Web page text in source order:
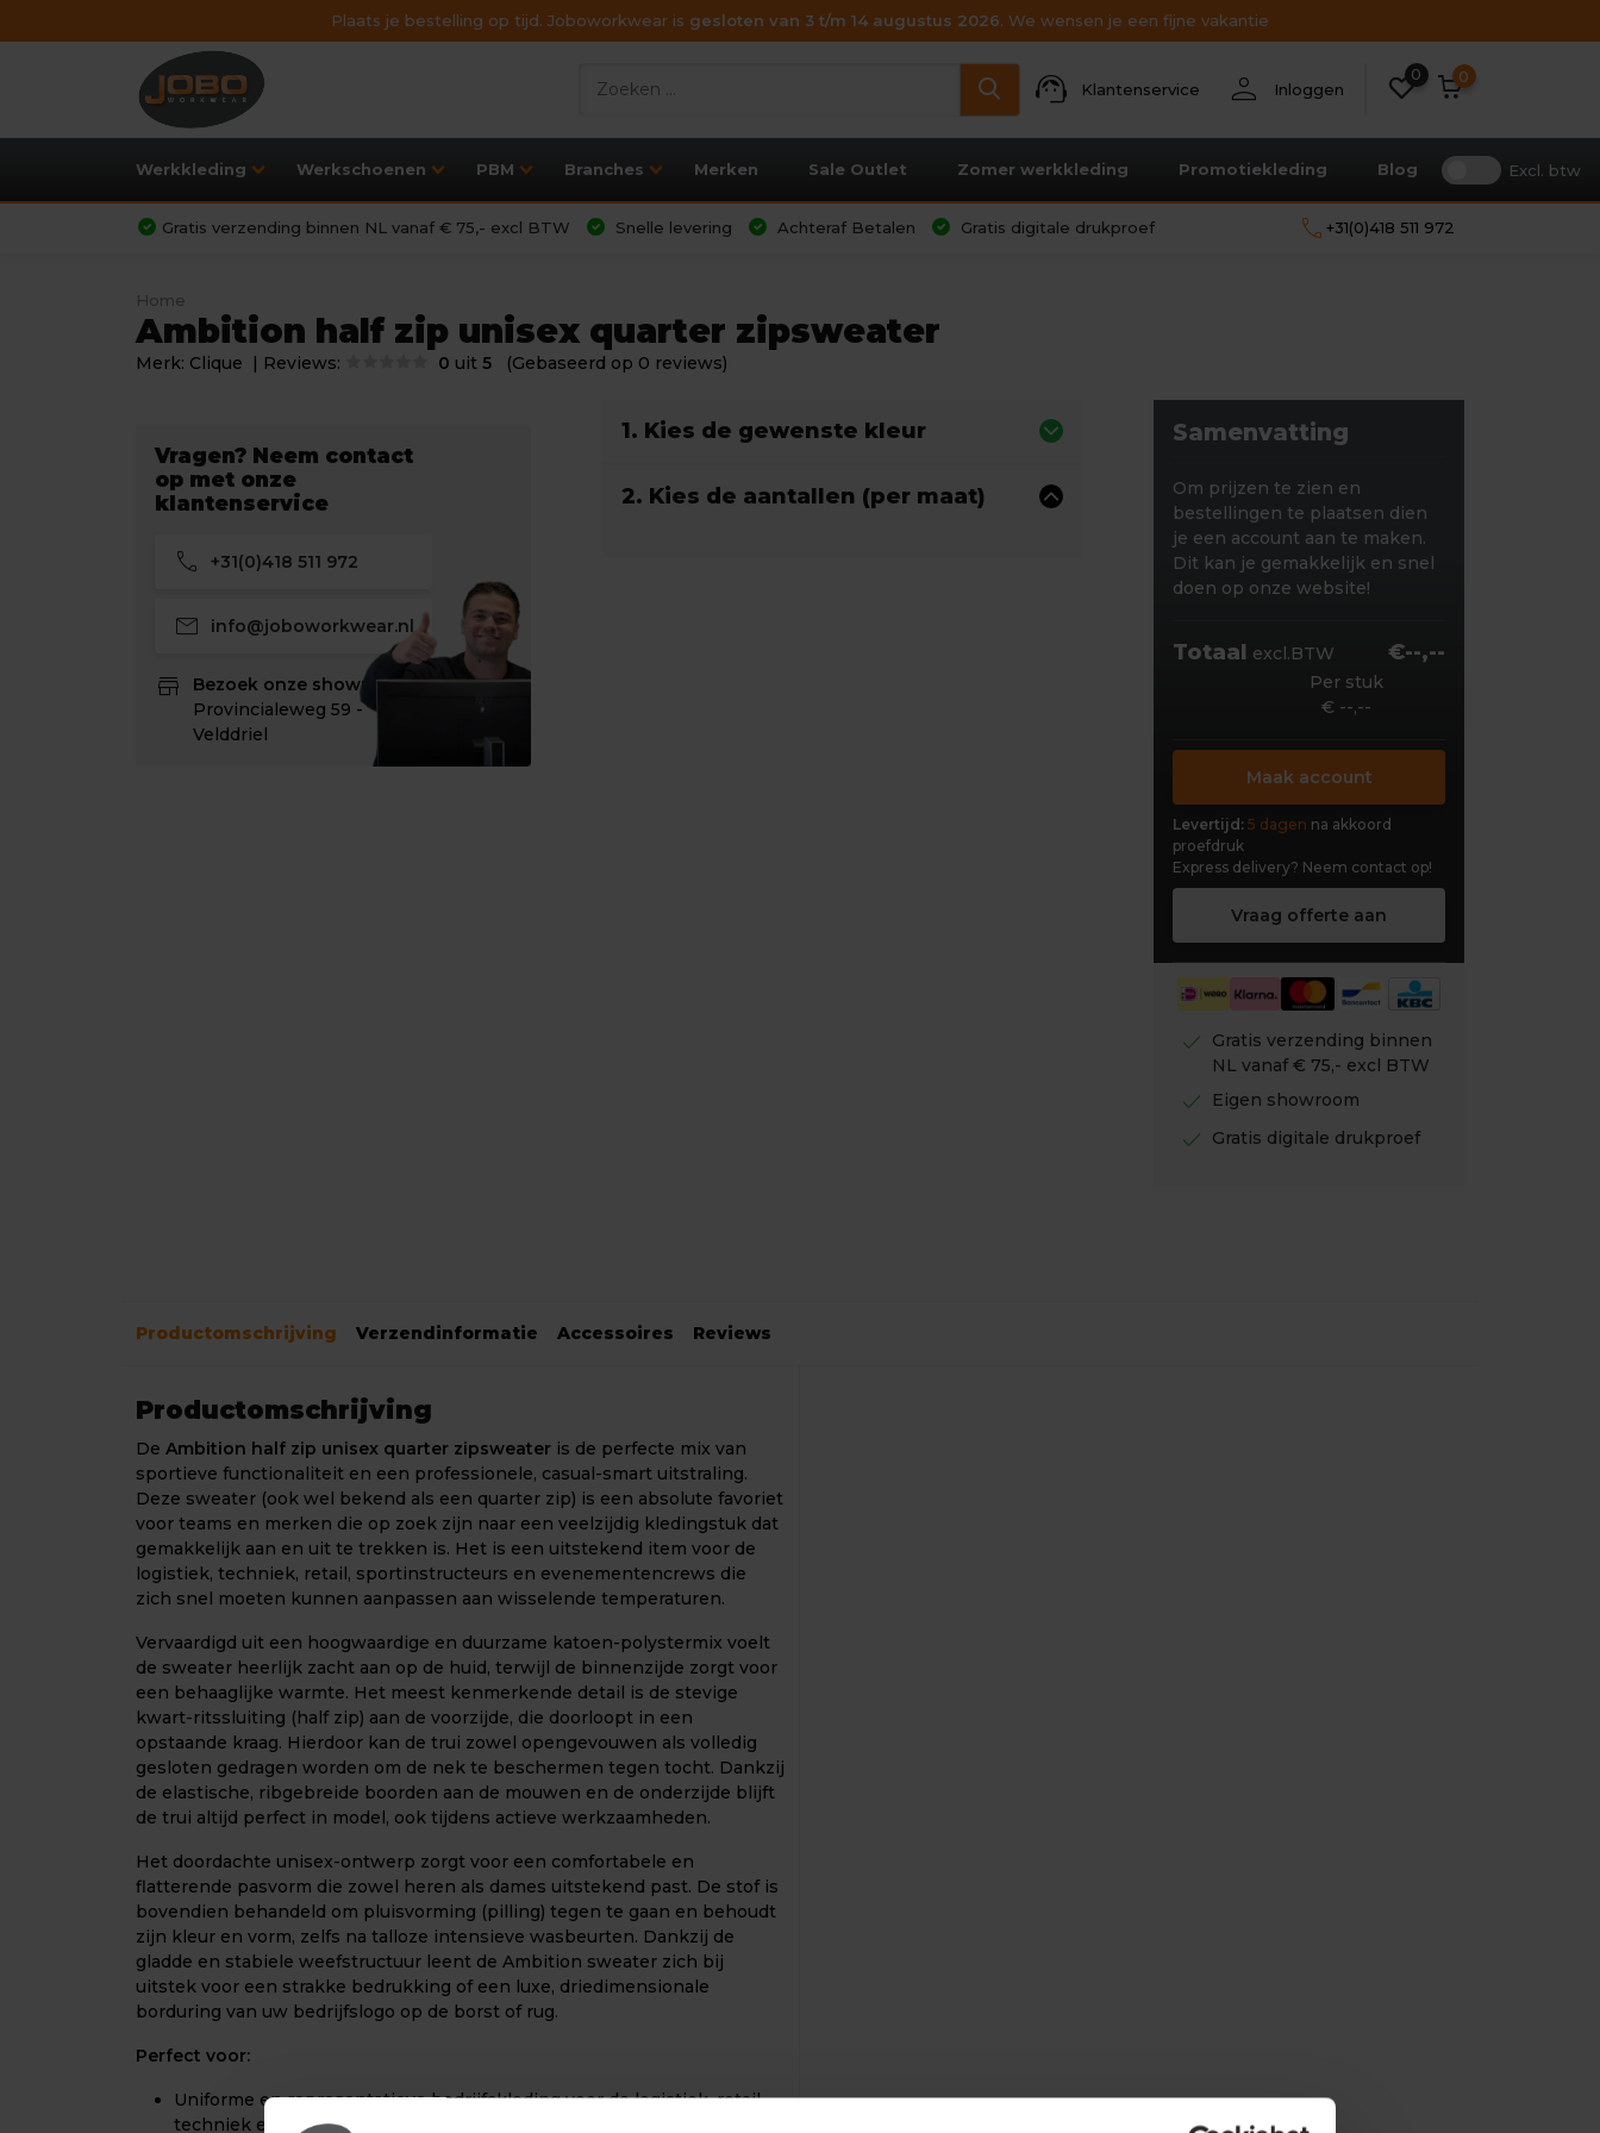
Plaats je bestelling op tijd. Joboworkwear is gesloten van 3 t/m 14 augustus 2026. We wensen je een fijne vakantie
support_agent Klantenservice person Inloggen
0 0
Werkkleding Werkschoenen PBM Branches Merken Sale Outlet Zomer werkkleding Promotiekleding Blog Excl. btw
Gratis verzending binnen NL vanaf € 75,- excl BTW Snelle levering Achteraf Betalen Gratis digitale drukproef call +31(0)418 511 972
Home
Ambition half zip unisex quarter zipsweater
Merk: Clique | Reviews: 0 uit 5 (Gebaseerd op 0 reviews)
Vragen? Neem contact
op met onze
klantenservice
call +31(0)418 511 972
mail info@joboworkwear.nl
store
Bezoek onze showroom:
Provincialeweg 59 -
Velddriel
1. Kies de gewenste kleur
2. Kies de aantallen (per maat)
Samenvatting
Om prijzen te zien en
bestellingen te plaatsen dien
je een account aan te maken.
Dit kan je gemakkelijk en snel
doen op onze website!
Totaal excl.BTW €--,--
Per stuk
€ --,--
Maak account
Levertijd: 5 dagen na akkoord
proefdruk
Express delivery? Neem contact op!
Vraag offerte aan
check
Gratis verzending binnen
NL vanaf € 75,- excl BTW
check Eigen showroom
check Gratis digitale drukproef
Productomschrijving Verzendinformatie Accessoires Reviews
Productomschrijving
De Ambition half zip unisex quarter zipsweater is de perfecte mix van
sportieve functionaliteit en een professionele, casual-smart uitstraling.
Deze sweater (ook wel bekend als een quarter zip) is een absolute favoriet
voor teams en merken die op zoek zijn naar een veelzijdig kledingstuk dat
gemakkelijk aan en uit te trekken is. Het is een uitstekend item voor de
logistiek, techniek, retail, sportinstructeurs en evenementencrews die
zich snel moeten kunnen aanpassen aan wisselende temperaturen.
Vervaardigd uit een hoogwaardige en duurzame katoen-polystermix voelt
de sweater heerlijk zacht aan op de huid, terwijl de binnenzijde zorgt voor
een behaaglijke warmte. Het meest kenmerkende detail is de stevige
kwart-ritssluiting (half zip) aan de voorzijde, die doorloopt in een
opstaande kraag. Hierdoor kan de trui zowel opengevouwen als volledig
gesloten gedragen worden om de nek te beschermen tegen tocht. Dankzij
de elastische, ribgebreide boorden aan de mouwen en de onderzijde blijft
de trui altijd perfect in model, ook tijdens actieve werkzaamheden.
Het doordachte unisex-ontwerp zorgt voor een comfortabele en
flatterende pasvorm die zowel heren als dames uitstekend past. De stof is
bovendien behandeld om pluisvorming (pilling) tegen te gaan en behoudt
zijn kleur en vorm, zelfs na talloze intensieve wasbeurten. Dankzij de
gladde en stabiele weefstructuur leent de Ambition sweater zich bij
uitstek voor een strakke bedrukking of een luxe, driedimensionale
borduring van uw bedrijfslogo op de borst of rug.
Perfect voor:
Uniforme en representatieve bedrijfskleding voor de logistiek, retail,
techniek en buitendiensten